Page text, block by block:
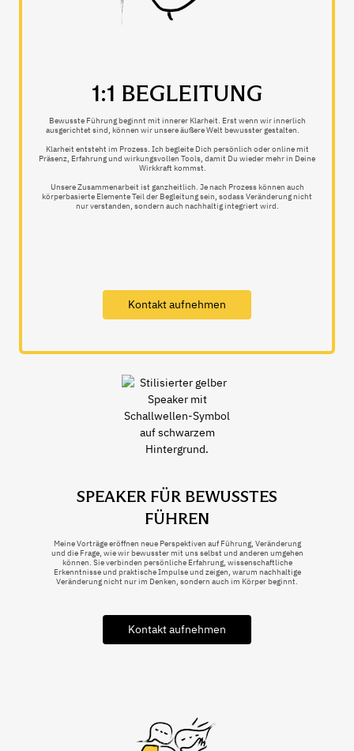
1:1 BEGLEITUNG
Bewusste Führung beginnt mit innerer Klarheit. Erst wenn wir innerlich
ausgerichtet sind, können wir unsere äußere Welt bewusster gestalten.
Klarheit entsteht im Prozess. Ich begleite Dich persönlich oder online mit
Präsenz, Erfahrung und wirkungsvollen Tools, damit Du wieder mehr in Deine
Wirkkraft kommst.
Unsere Zusammenarbeit ist ganzheitlich. Je nach Prozess können auch
körperbasierte Elemente Teil der Begleitung sein, sodass Veränderung nicht
nur verstanden, sondern auch nachhaltig integriert wird.
Kontakt aufnehmen
SPEAKER FÜR BEWUSSTES
FÜHREN
Meine Vorträge eröffnen neue Perspektiven auf Führung, Veränderung
und die Frage, wie wir bewusster mit uns selbst und anderen umgehen
können. Sie verbinden persönliche Erfahrung, wissenschaftliche
Erkenntnisse und praktische Impulse und zeigen, warum nachhaltige
Veränderung nicht nur im Denken, sondern auch im Körper beginnt.
Kontakt aufnehmen